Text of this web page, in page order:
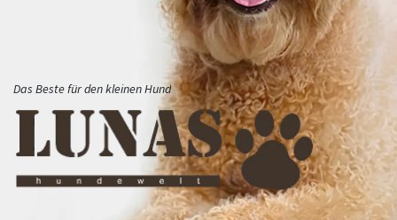
Das Beste für den kleinen Hund